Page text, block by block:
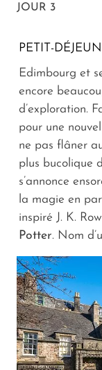
JOUR 3
PETIT-
Edimbourg et
encore
d’exploration.
pour une
ne pas flâner
plus bucolique
s’annonce
la magie en
inspiré J. K.
Potter. Nom